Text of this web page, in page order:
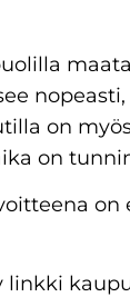
on
on
on
linkki